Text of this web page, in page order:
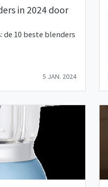
in 2024 door
de 10 beste blenders
5 JAN. 2024